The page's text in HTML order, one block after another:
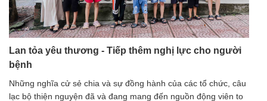
Lan tỏa yêu thương - Tiếp thêm nghị lực cho người
bệnh
Những nghĩa cử sẻ chia và sự đồng hành của các tổ chức, câu
lạc bộ thiện nguyện đã và đang mang đến nguồn động viên to